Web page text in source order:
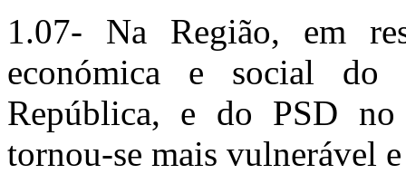
1.07- Na Região, em
económica e social do
República, e do PSD
tornou-se mais vulnerável